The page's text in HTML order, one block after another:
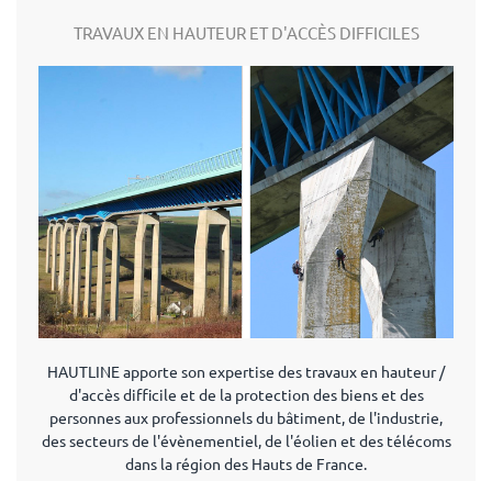
TRAVAUX EN HAUTEUR ET D'ACCÈS DIFFICILES
HAUTLINE apporte son expertise des travaux en hauteur /
d'accès difficile et de la protection des biens et des
personnes aux professionnels du bâtiment, de l'industrie,
des secteurs de l'évènementiel, de l'éolien et des télécoms
dans la région des Hauts de France.